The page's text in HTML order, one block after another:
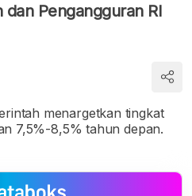
dan Pengangguran RI
menargetkan tingkat
7,5%-8,5% tahun depan.